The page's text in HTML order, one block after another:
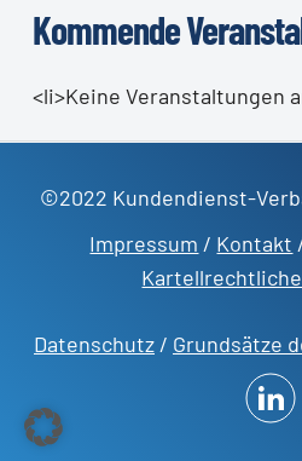
Kommende
<li>Keine Veranstaltungen
©2022 Kundendienst-
Impressum / Kontakt
Datenschutz/ Grundsätze